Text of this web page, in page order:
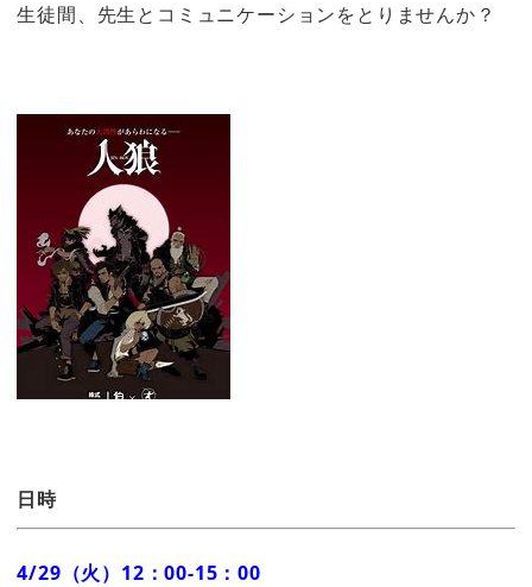
生徒間、先生とコミュニケーションをとりませんか？
日時
4/29（火）12：00-15：00